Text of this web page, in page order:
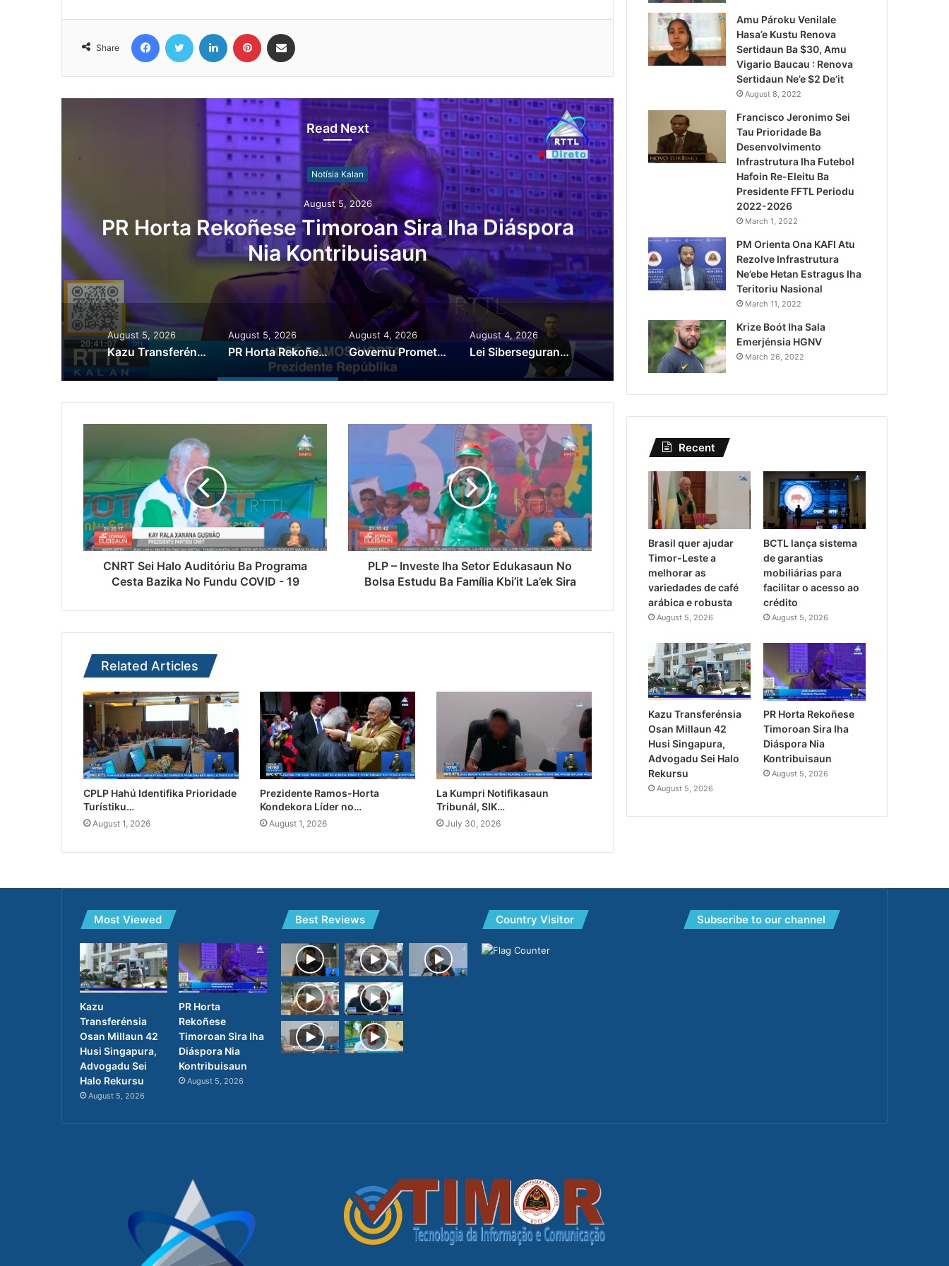
Share
Read Next
Notísia Kalan
August 5, 2026
PR Horta Rekoñese Timoroan Sira Iha Diáspora
Nia Kontribuisaun
Governu Promete Tau
Minerais no Setór
August 5, 2026
Kazu Transferénsia Osan Millaun 42 Husi Singapura, Advogadu Sei Halo Rekursu
August 5, 2026
PR Horta Rekoñese Timoroan Sira Iha Diáspora Nia Kontribuisaun
August 4, 2026
Governu Promete Tau Prioridade ba Setór Minerais no Setór Produtivu
August 4, 2026
Lei Siberseguransa Ajuda Autoridade Polisiál Kaptura Autór Kriminozu ho Paradeiru Iha Estranjeiru
CNRT Sei Halo Auditóriu Ba Programa
Cesta Bazika No Fundu COVID - 19
PLP – Investe Iha Setor Edukasaun No
Bolsa Estudu Ba Família Kbi’it La’ek Sira
Related Articles
CPLP Hahú Identifika Prioridade
Turístiku…
August 1, 2026
Prezidente Ramos-Horta
Kondekora Líder no…
August 1, 2026
La Kumpri Notifikasaun
Tribunál, SIK…
July 30, 2026
Amu Pároku Venilale
Hasa’e Kustu Renova
Sertidaun Ba $30, Amu
Vigario Baucau : Renova
Sertidaun Ne’e $2 De’it
August 8, 2022
Francisco Jeronimo Sei
Tau Prioridade Ba
Desenvolvimento
Infrastrutura Iha Futebol
Hafoin Re-Eleitu Ba
Presidente FFTL Periodu
2022-2026
March 1, 2022
PM Orienta Ona KAFI Atu
Rezolve Infrastrutura
Ne’ebe Hetan Estragus Iha
Teritoriu Nasional
March 11, 2022
Krize Boót Iha Sala
Emerjénsia HGNV
March 26, 2022
Recent
Brasil quer ajudar
Timor-Leste a
melhorar as
variedades de café
arábica e robusta
August 5, 2026
BCTL lança sistema
de garantias
mobiliárias para
facilitar o acesso ao
crédito
August 5, 2026
Kazu Transferénsia
Osan Millaun 42
Husi Singapura,
Advogadu Sei Halo
Rekursu
August 5, 2026
PR Horta Rekoñese
Timoroan Sira Iha
Diáspora Nia
Kontribuisaun
August 5, 2026
Most Viewed
Kazu
Transferénsia
Osan Millaun 42
Husi Singapura,
Advogadu Sei
Halo Rekursu
August 5, 2026
PR Horta
Rekoñese
Timoroan Sira Iha
Diáspora Nia
Kontribuisaun
August 5, 2026
Best Reviews Country Visitor Subscribe to our channel